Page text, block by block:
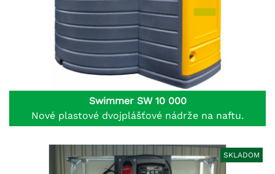
Swimmer SW 10 000
Nové plastové dvojplášťové nádrže na naftu.
SKLADOM